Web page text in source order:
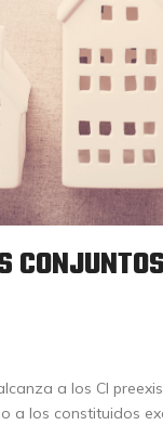
a los CI
a los constituidos